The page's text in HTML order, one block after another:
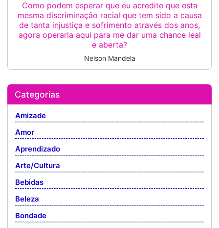
Como podem esperar que eu acredite que esta
mesma discriminação racial que tem sido a causa
de tanta injustiça e sofrimento através dos anos,
agora operaria aqui para me dar uma chance leal
e aberta?
Nelson Mandela
Categorias
Amizade
Amor
Aprendizado
Arte/Cultura
Bebidas
Beleza
Bondade